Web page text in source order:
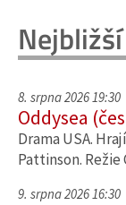
8. srpna 2026 19:30
Oddysea
Drama USA.
Pattinson. Režie
9. srpna 2026 16:30